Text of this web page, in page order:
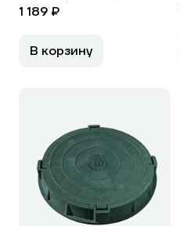
1 189 ₽
В корзину